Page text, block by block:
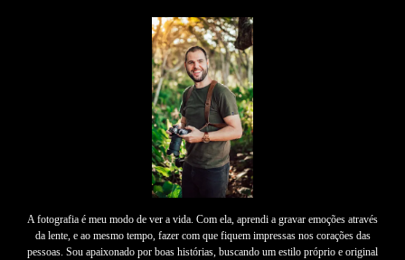
A fotografia é meu modo de ver a vida. Com ela, aprendi a gravar emoções através
da lente, e ao mesmo tempo, fazer com que fiquem impressas nos corações das
pessoas. Sou apaixonado por boas histórias, buscando um estilo próprio e original